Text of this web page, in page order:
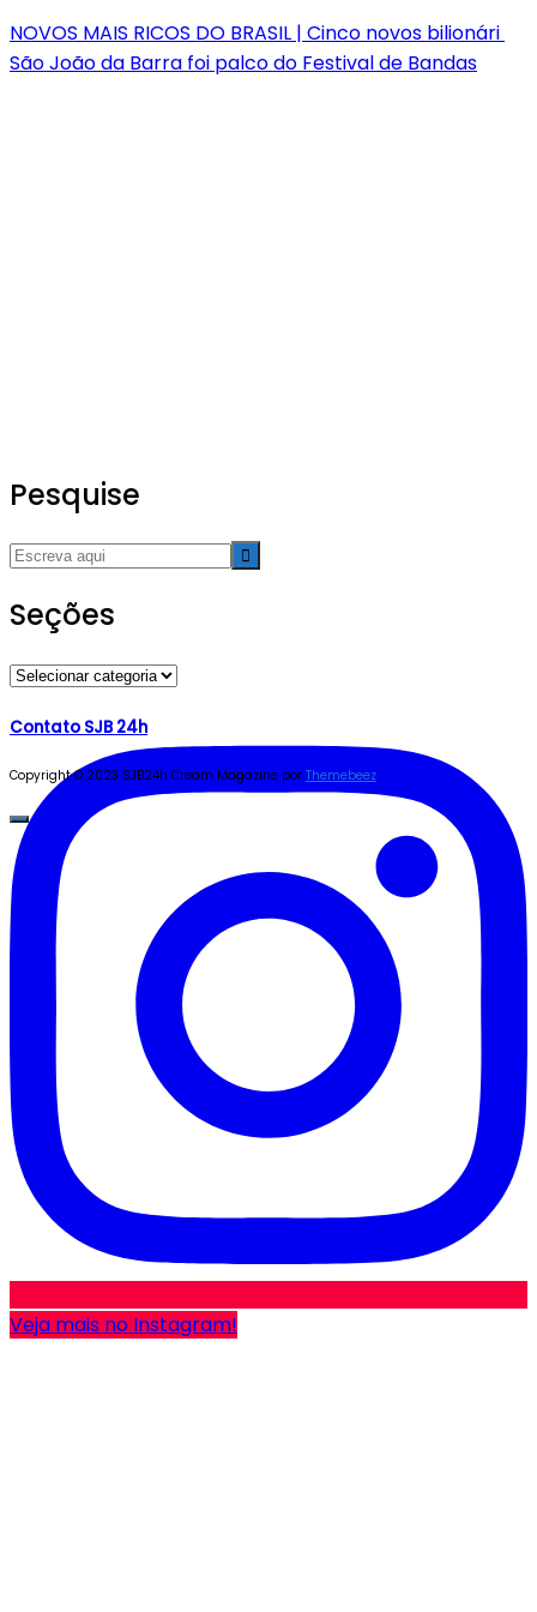
NOVOS MAIS RICOS DO BRASIL | Cinco novos bilionári
São João da Barra foi palco do Festival de Bandas
Veja mais no Instagram!
Pesquise
Seções
Seções
Contato SJB 24h
Copyright © 2023 SJB24h Cream Magazine por Themebeez